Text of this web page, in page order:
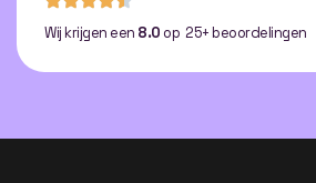
Wij krijgen een 8.0 op 25+ beoordelingen